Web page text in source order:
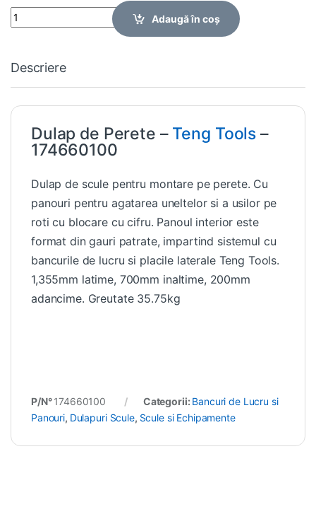
Quantity
Adaugă în coș
Descriere
Dulap de Perete – Teng Tools –
174660100
Dulap de scule pentru montare pe perete. Cu
panouri pentru agatarea uneltelor si a usilor pe
roti cu blocare cu cifru. Panoul interior este
format din gauri patrate, impartind sistemul cu
bancurile de lucru si placile laterale Teng Tools.
1,355mm latime, 700mm inaltime, 200mm
adancime. Greutate 35.75kg
P/N°174660100 Categorii: Bancuri de Lucru si
Panouri, Dulapuri Scule, Scule si Echipamente